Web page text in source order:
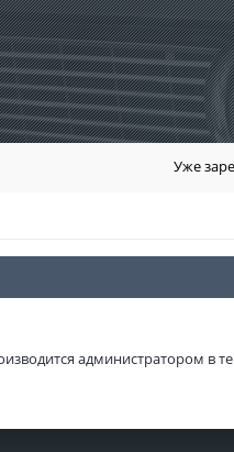
Уже
администратором в